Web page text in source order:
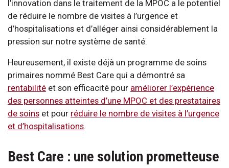
l’innovation dans le traitement de la MPOC a le potentiel
de réduire le nombre de visites à l’urgence et
d’hospitalisations et d’alléger ainsi considérablement la
pression sur notre système de santé.
Heureusement, il existe déjà un programme de soins
primaires nommé Best Care qui a démontré sa
rentabilité et son efficacité pour améliorer l’expérience
des personnes atteintes d’une MPOC et des prestataires
de soins et pour réduire le nombre de visites à l’urgence
et d’hospitalisations.
Best Care : une solution prometteuse